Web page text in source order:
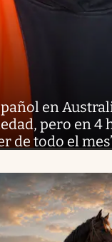
en
pero en 4
de todo el